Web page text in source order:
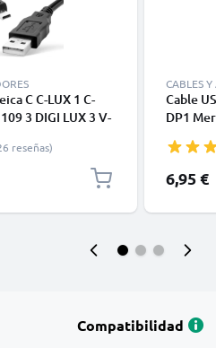
C C-LUX 1 C-
3 DIGI LUX 3 V-
negro PVC
reseñas)
CABLES
Cable
DP1
Dock -
negro
6,95 €
Compatibilidad